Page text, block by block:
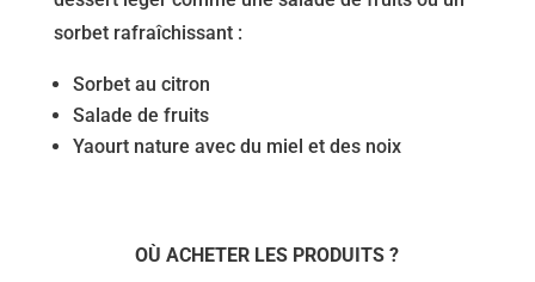
sorbet rafraîchissant :
Sorbet au citron
Salade de fruits
Yaourt nature avec du miel et des noix
OÙ ACHETER LES PRODUITS ?